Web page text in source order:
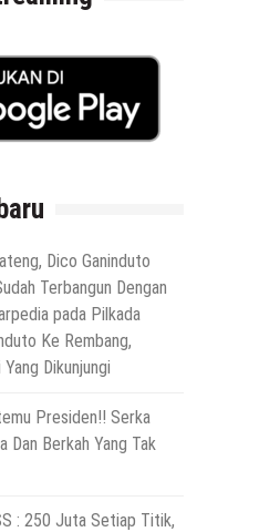
Dico Ganinduto
Terbangun Dengan
pada Pilkada
Ke Rembang,
Dikunjungi
Presiden!! Serka
Dan Berkah Yang Tak
: 250 Juta Setiap Titik,